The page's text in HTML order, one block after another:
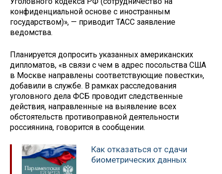
конфиденциальной основе с иностранным
государством)», — приводит ТАСС заявление
ведомства.
Планируется допросить указанных американских
дипломатов, «в связи с чем в адрес посольства США
в Москве направлены соответствующие повестки»,
добавили в службе. В рамках расследования
уголовного дела ФСБ проводит следственные
действия, направленные на выявление всех
обстоятельств противоправной деятельности
россиянина, говорится в сообщении.
Как отказаться от сдачи
биометрических данных